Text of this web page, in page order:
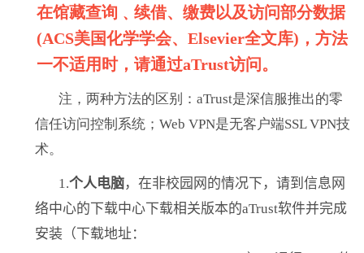
在馆藏查询﹑续借、缴费以及访问部分数据
(ACS美国化学学会、 Elsevier全文库) ，方法
一不适用时，请通过aTrust访问。
注，两种方法的区别：aTrust是深信服推出的零
信任访问控制系统；Web VPN是无客户端SSL VPN技
术。
1.个人电脑，在非校园网的情况下，请到信息网
络中心的下载中心下载相关版本的aTrust软件并完成
安装（下载地址：